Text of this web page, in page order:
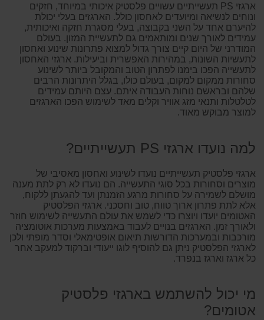
ארגזי PS תעשייתיים עשויים פלסטיק איכותי במיוחד, חזקים
ונוחים לנשיאה ומיועדים לאחסון כולל. הארגזים בעלי יכולת
להיערם אחד על השני בקבוצה, בעלי מסגרת חזקה ואיכותית,
עמידים לאורך שנים ומותאמים גם לתעשיית המזון. בעולם
המודרני של היום קיים צורך גדול למצוא פתרונות שינוע ואחסון
לתעשיות השונות, במהירות האפשרית וביעילות. ארגזי האחסון
לתעשייה הפכו בימנו לפתרון הטוב והמקובל ביותר לשינוע
סחורות ממקום למקום, בעולם כולו, בגלל היתרונות הרבים
שלהם ובראשם נוחות העבודה איתם. עצם היותם עמידים
לטלטלות ותנאי מזג אוויר וקלים מאד לשימוש הפכו הארגזים
למוצר מבוקש מאוד.
למה נועדו ארגזי PS תעשייתיים?
ארגזי פלסטיק תעשייתיים נועדו לשינוע ואחסון מאסיבי של
מוצרים וסחורות בכל סוגי התעשייה. הם נועדו לא רק לתת מענה
מושלם לשמירה על סחורות מרגע הזמנתן ועד להגעתן ללקוח,
אלא לתת פתרון ארוך טווח, טוב וחסכני. ארגזי הפלסטיק
האטומים יועדו ויוצרו כדי לשמש את עולם התעשייה לשימוש חוזר
ולאורך זמן. הארגזים בנויים לעבוד באמצעות מערכות אוטומציה
מורכבות ובמערכות הדורשות תיאום אופטימאלי וסדר מופתי ולכן
לארגזי הפלסטיק ניתן גם להוסיף לוגו ייעודי וברקוד למעקב אחר
כל ארגז וארגז בנפרד.
מי יכול להשתמש בארגזי פלסטיק
אטומים?